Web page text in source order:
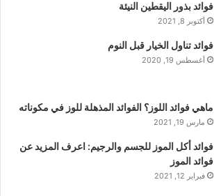
فوائد بذور اليقطين النيئة
أكتوبر 8, 2021
فوائد تناول الخيار قبل النوم
أغسطس 19, 2020
ماهي فوائد اللوز؟ الفوائد المذهلة للوز في مكوناته
مارس 19, 2021
فوائد أكل الموز للجسم والرجيم: اعرف المزيد عن
فوائد الموز
فبراير 12, 2021